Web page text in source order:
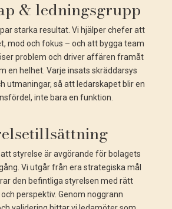
& ledningsgrupp
starka resultat. Vi hjälper chefer att
mod och fokus – och att bygga team
problem och driver affären framåt
en helhet. Varje insats skräddarsys
utmaningar, så att ledarskapet blir en
inte bara en funktion.
styrelse är avgörande för bolagets
Vi utgår från era strategiska mål
den befintliga styrelsen med rätt
perspektiv. Genom noggrann